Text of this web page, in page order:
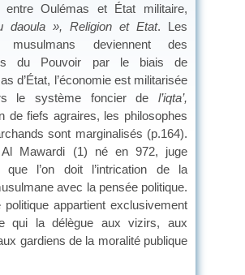
entre Oulémas et État militaire,
daoula », Religion et Etat. Les
musulmans deviennent des
du Pouvoir par le biais de
d’État, l’économie est militarisée
le système foncier de l’iqta’,
de fiefs agraires, les philosophes
sont marginalisés (p.164).
Al Mawardi (1) né en 972, juge
que l’on doit l’intrication de la
avec la pensée politique.
politique appartient exclusivement
qui la délègue aux vizirs, aux
gardiens de la moralité publique